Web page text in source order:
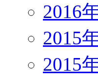
2016
2015
2015